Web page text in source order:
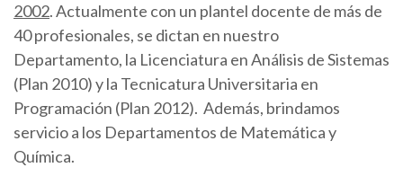
2002. Actualmente con un plantel docente de más de
40 profesionales, se dictan en nuestro
Departamento, la Licenciatura en Análisis de Sistemas
(Plan 2010) y la Tecnicatura Universitaria en
Programación (Plan 2012). Además, brindamos
servicio a los Departamentos de Matemática y
Química.